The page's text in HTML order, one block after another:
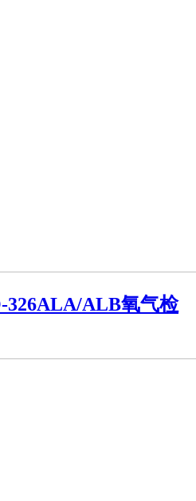
326ALA/ALB氧气检